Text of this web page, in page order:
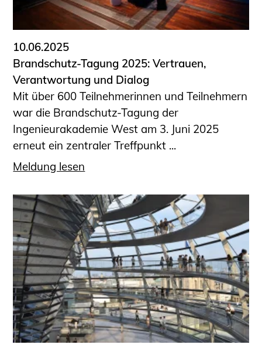
Informationen für Fortbildungsträger
Anträge, Anzeigen, Formulare
Fortbildung/Seminare
Informationen für Ingenieurinnen
und Ingenieure
Recht
Planungswettbewerbe
Publikationen
Stellenbörse
Staatlich anerkannte Sachverständige
Sachverständige
Prüfsachverständige
Qualifizierte Tragwerksplaner/-innen
Bauvorlageberechtigte
Sachkundige für Zustands- und
Funktionsprüfung privater
Abwasserleitungen
Vereinbarungen mit
Ingenieurkammern
10.06.2025
Brandschutz-Tagung 2025: Vertrauen,
Verantwortung und Dialog
Mit über 600 Teilnehmerinnen und Teilnehmern
war die Brandschutz-Tagung der
Ingenieurakademie West am 3. Juni 2025
erneut ein zentraler Treffpunkt ...
Meldung lesen